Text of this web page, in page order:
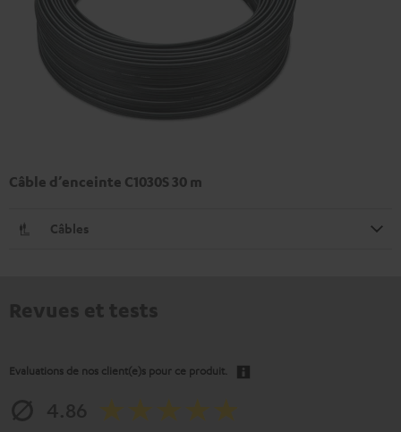
Câble d’enceinte C1030S 30 m
Câbles
Evaluations de nos client(e)s pour ce produit.